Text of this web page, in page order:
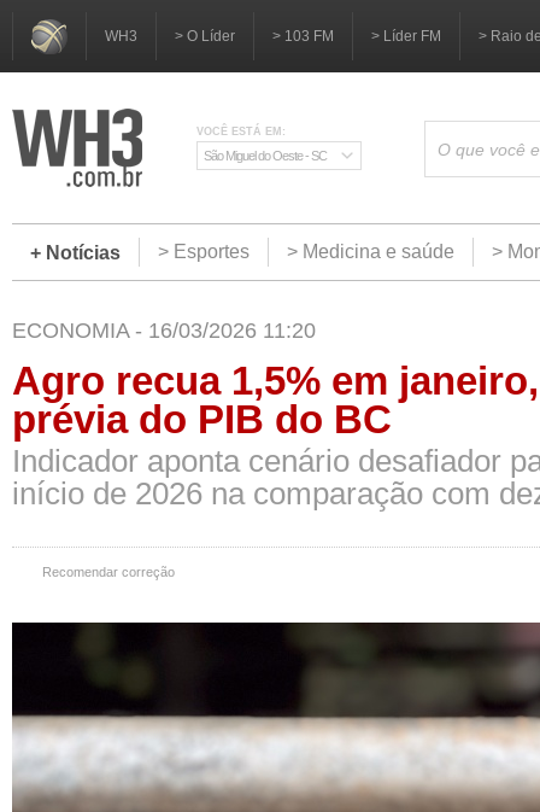
WH3 > O Líder > 103 FM > Líder FM > Raio
VOCÊ ESTÁ EM:
São Miguel do Oeste - SC
+ Notícias > Esportes > Medicina e saúde >
ECONOMIA - 16/03/2026 11:20
Agro recua 1,5% em
prévia do PIB do BC
Indicador aponta cenário desafiador
início de 2026 na comparação com
Recomendar correção